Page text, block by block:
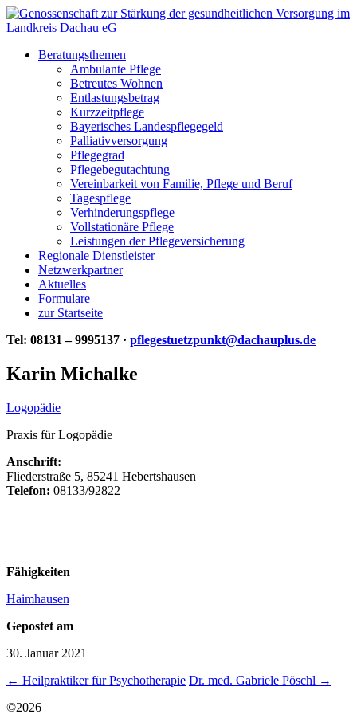
Beratungsthemen
Ambulante Pflege
Betreutes Wohnen
Entlastungsbetrag
Kurzzeitpflege
Bayerisches Landespflegegeld
Palliativversorgung
Pflegegrad
Pflegebegutachtung
Vereinbarkeit von Familie, Pflege und Beruf
Tagespflege
Verhinderungspflege
Vollstationäre Pflege
Leistungen der Pflegeversicherung
Regionale Dienstleister
Netzwerkpartner
Aktuelles
Formulare
zur Startseite
Tel: 08131 – 9995137 · pflegestuetzpunkt@dachauplus.de
Karin Michalke
Logopädie
Praxis für Logopädie
Anschrift:
Fliederstraße 5, 85241 Hebertshausen
Telefon: 08133/92822
Fähigkeiten
Haimhausen
Gepostet am
30. Januar 2021
← Heilpraktiker für Psychotherapie Dr. med. Gabriele Pöschl →
©2026